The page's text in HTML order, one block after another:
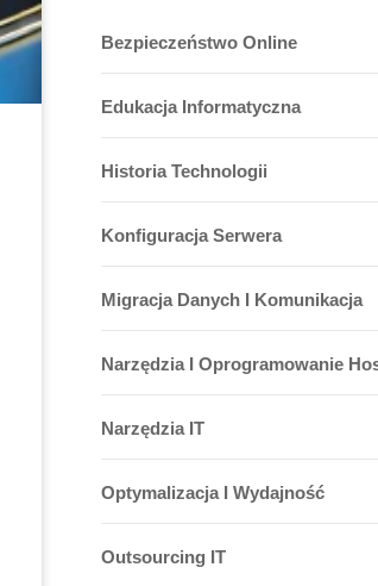
Bezpieczeństwo Online
Edukacja Informatyczna
Historia Technologii
Konfiguracja Serwera
Migracja Danych I Komunikacja
Narzędzia I Oprogramowanie
Narzędzia IT
Optymalizacja I Wydajność
Outsourcing IT